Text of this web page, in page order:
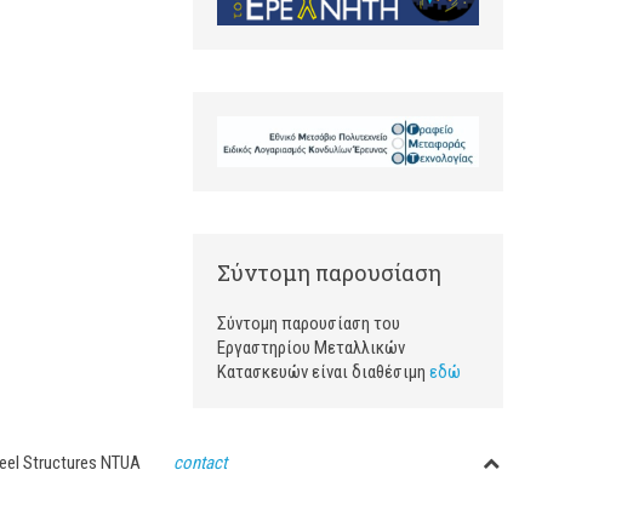
Σύντομη παρουσίαση
Σύντομη παρουσίαση του
Εργαστηρίου Μεταλλικών
Κατασκευών είναι διαθέσιμη εδώ
Structures NTUA contact